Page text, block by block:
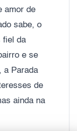
amor de
sabe, o
fiel da
e se
a Parada
de
ainda na